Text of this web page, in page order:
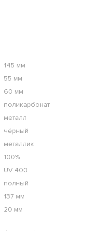
145 мм
55 мм
60 мм
поликарбонат
металл
чёрный
металлик
100%
UV 400
полный
137 мм
20 мм